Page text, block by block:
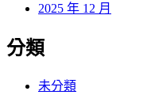
2025 年 12 月
分類
未分類